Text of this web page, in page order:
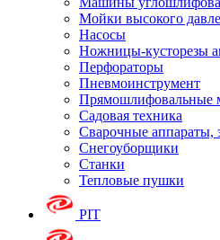
Мойки высокого
Насосы
Ножницы-кусторезы
Перфораторы
Пневмоинструмент
Прямошлифовальные
Садовая техника
Сварочные аппараты,
Снегоуборщики
Станки
Тепловые пушки
PIT